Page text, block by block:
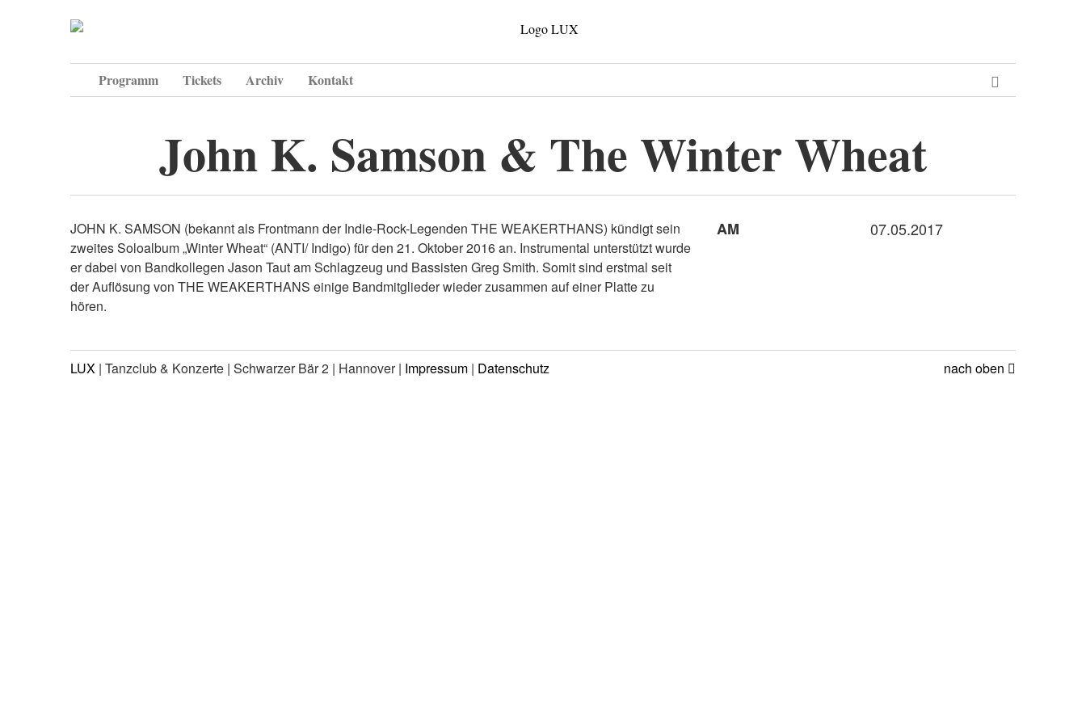
Programm Tickets Archiv Kontakt
John K. Samson & The Winter Wheat
JOHN K. SAMSON (bekannt als Frontmann der Indie-Rock-Legenden THE WEAKERTHANS) kündigt sein
zweites Soloalbum „Winter Wheat“ (ANTI/ Indigo) für den 21. Oktober 2016 an. Instrumental unterstützt wurde
er dabei von Bandkollegen Jason Taut am Schlagzeug und Bassisten Greg Smith. Somit sind erstmal seit
der Auflösung von THE WEAKERTHANS einige Bandmitglieder wieder zusammen auf einer Platte zu
hören.
AM 07.05.2017
nach oben
LUX | Tanzclub & Konzerte | Schwarzer Bär 2 | Hannover | Impressum | Datenschutz